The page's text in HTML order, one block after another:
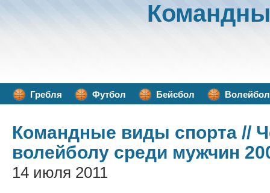
Гребля Футбол Бейсбол Волейбол
Командные виды спорта //
волейболу среди мужчин
14 июля 2011